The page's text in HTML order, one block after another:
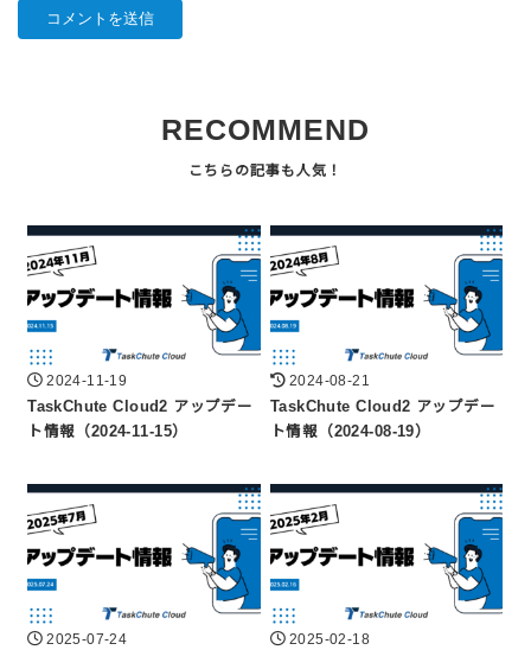
RECOMMEND
2024-11-19
TaskChute Cloud2 アップデー
ト情報（2024-11-15）
2024-08-21
TaskChute Cloud2 アップデー
ト情報（2024-08-19）
2025-07-24
2025-02-18